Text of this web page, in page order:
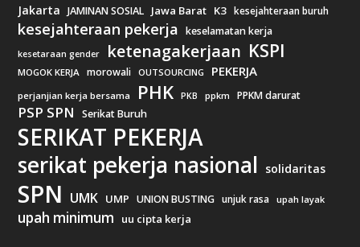
Jakarta JAMINAN SOSIAL Jawa Barat K3 kesejahteraan buruh
kesejahteraan pekerja keselamatan kerja
kesetaraan gender ketenagakerjaan KSPI
MOGOK KERJA morowali OUTSOURCING PEKERJA
perjanjian kerja bersama PHK PKB ppkm PPKM darurat
PSP SPN Serikat Buruh
SERIKAT PEKERJA
serikat pekerja nasional solidaritas
SPN UMK UMP UNION BUSTING unjuk rasa upah layak
upah minimum uu cipta kerja